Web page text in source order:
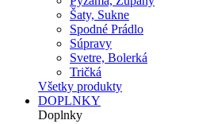
Šaty, Sukne
Spodné Prádlo
Súpravy
Svetre, Bolerká
Tričká
Všetky produkty
DOPLNKY
Doplnky